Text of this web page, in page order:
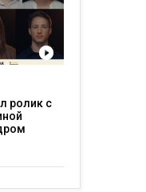
ролик с